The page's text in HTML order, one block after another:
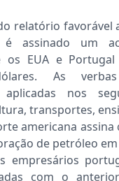
relatório favorável
é assinado um
os EUA e
As
aplicadas nos
transportes,
americana
de petróleo em
empresários
com o